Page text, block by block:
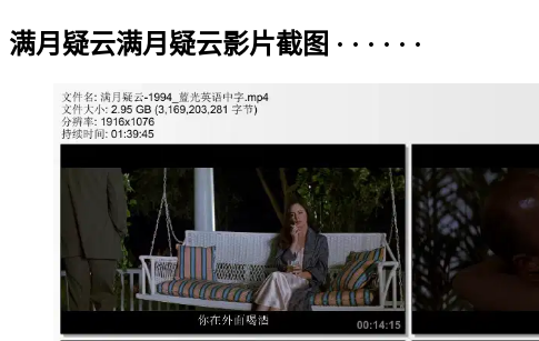
满月疑云满月疑云影片截图 · · · · · ·